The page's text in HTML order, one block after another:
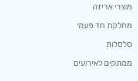
מוצרי אריזה
מחלקת חד פעמי
סלסלות
ממתקים לאירועים